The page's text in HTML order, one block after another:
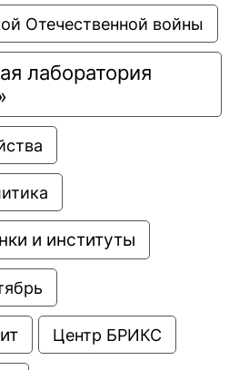
Отечественной войны
лаборатория
и институты
Центр БРИКС